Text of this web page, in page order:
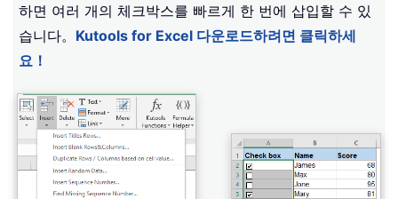
하면 여러 개의 체크박스를 빠르게 한 번에 삽입할 수 있
습니다。 Kutools for Excel 다운로드하려면 클릭하세
요！